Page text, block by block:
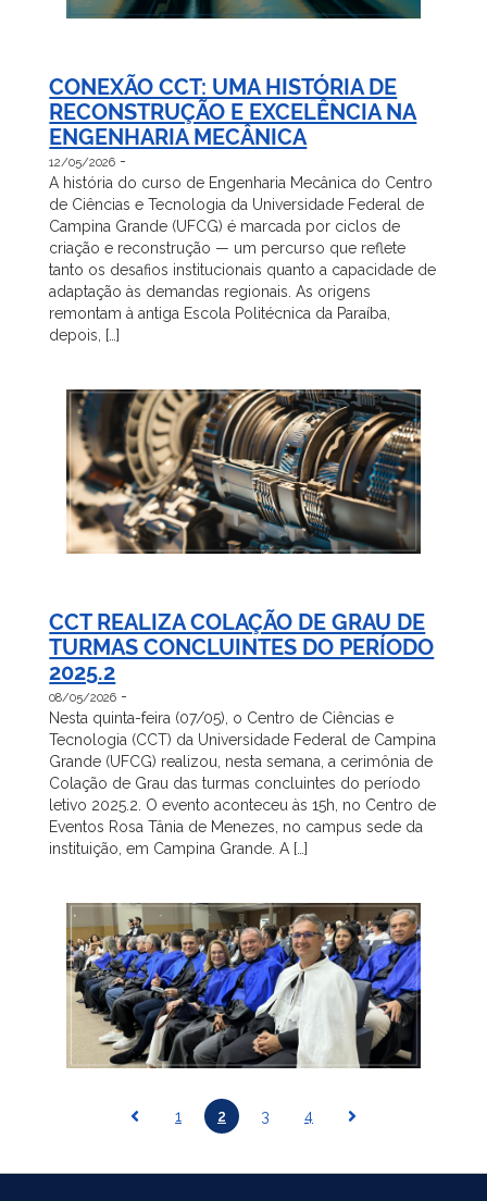
CONEXÃO CCT: UMA HISTÓRIA DE
RECONSTRUÇÃO E EXCELÊNCIA NA
ENGENHARIA MECÂNICA
12/05/2026 -
A história do curso de Engenharia Mecânica do Centro
de Ciências e Tecnologia da Universidade Federal de
Campina Grande (UFCG) é marcada por ciclos de
criação e reconstrução — um percurso que reflete
tanto os desafios institucionais quanto a capacidade de
adaptação às demandas regionais. As origens
remontam à antiga Escola Politécnica da Paraíba,
depois, […]
CCT REALIZA COLAÇÃO DE GRAU DE
TURMAS CONCLUINTES DO PERÍODO
2025.2
08/05/2026 -
Nesta quinta-feira (07/05), o Centro de Ciências e
Tecnologia (CCT) da Universidade Federal de Campina
Grande (UFCG) realizou, nesta semana, a cerimônia de
Colação de Grau das turmas concluintes do período
letivo 2025.2. O evento aconteceu às 15h, no Centro de
Eventos Rosa Tânia de Menezes, no campus sede da
instituição, em Campina Grande. A […]
1 2 3 4